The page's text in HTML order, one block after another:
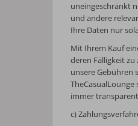
uneingeschränkt
und andere
Ihre Daten nur
Mit Ihrem Kauf
deren Fälligkeit
unsere Gebühren
immer
c)